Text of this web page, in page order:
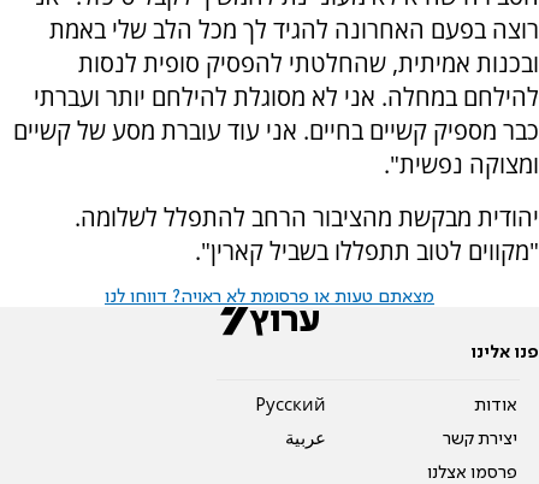
רוצה בפעם האחרונה להגיד לך מכל הלב שלי באמת
ובכנות אמיתית, שהחלטתי להפסיק סופית לנסות
להילחם במחלה. אני לא מסוגלת להילחם יותר ועברתי
כבר מספיק קשיים בחיים. אני עוד עוברת מסע של קשיים
ומצוקה נפשית".
יהודית מבקשת מהציבור הרחב להתפלל לשלומה.
"‏מקווים לטוב תתפללו בשביל קארין".
מצאתם טעות או פרסומת לא ראויה? דווחו לנו
פנו אלינו
אודות
יצירת קשר
פרסמו אצלנו
Pусский
عربية